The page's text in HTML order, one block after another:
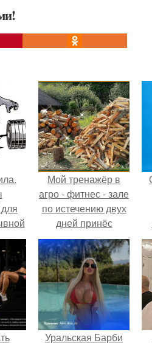
Мой тренажёр в
агро - фитнес - зале
по истечению двух
дней принёс
ощутимый
результат.
Уральская Барби